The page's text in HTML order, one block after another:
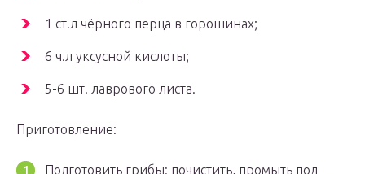
1 ст.л чёрного перца в горошинах;
6 ч.л уксусной кислоты;
5-6 шт. лаврового листа.
Приготовление:
Подготовить грибы: почистить, промыть под